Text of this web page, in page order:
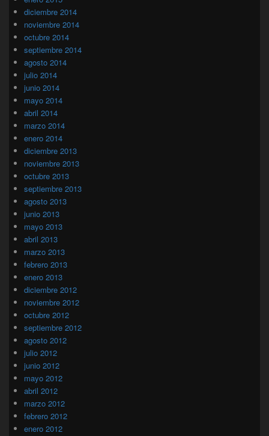
diciembre 2014
noviembre 2014
octubre 2014
septiembre 2014
agosto 2014
julio 2014
junio 2014
mayo 2014
abril 2014
marzo 2014
enero 2014
diciembre 2013
noviembre 2013
octubre 2013
septiembre 2013
agosto 2013
junio 2013
mayo 2013
abril 2013
marzo 2013
febrero 2013
enero 2013
diciembre 2012
noviembre 2012
octubre 2012
septiembre 2012
agosto 2012
julio 2012
junio 2012
mayo 2012
abril 2012
marzo 2012
febrero 2012
enero 2012